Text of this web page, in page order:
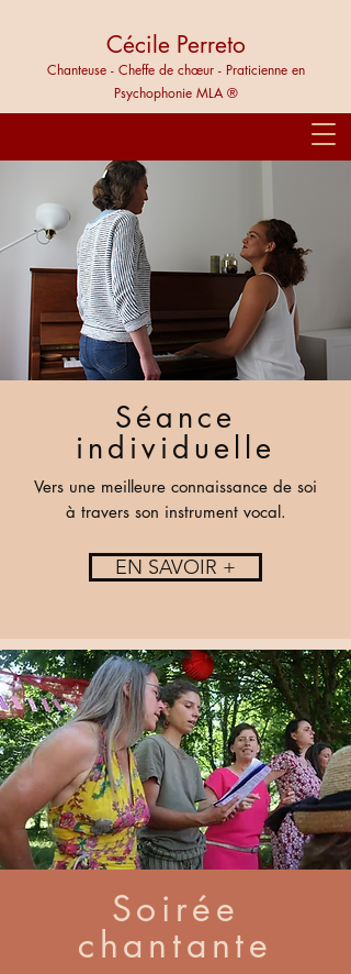
Cécile Perreto
Chanteuse - Cheffe de chœur - Praticienne en
Psychophonie MLA ®
Séance
individuelle
Vers une meilleure connaissance de soi
à travers son instrument vocal.
EN SAVOIR +
Soirée
chantante